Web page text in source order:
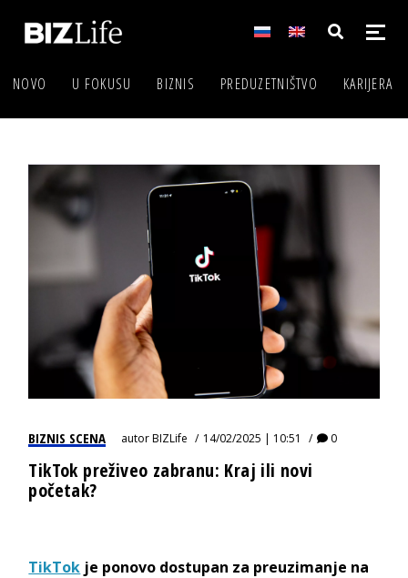
NOVO U FOKUSU BIZNIS PREDUZETNIŠTVO KARIJERA
BIZNIS SCENA autorBIZLife 14/02/2025 | 10:51 0
TikTok preživeo zabranu: Kraj ili novi
početak?
TikTok je ponovo dostupan za preuzimanje na